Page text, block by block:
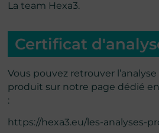
La team Hexa3.
Certificat
Vous pouvez retrouver
produit sur notre page dédié
:
https://hexa3.eu/les-analyses-